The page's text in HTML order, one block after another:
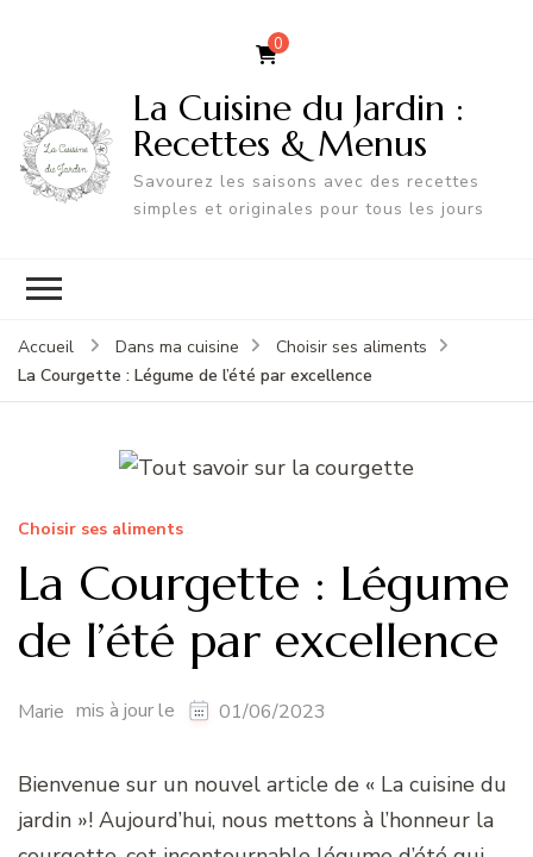
0
La Cuisine du Jardin :
Recettes & Menus
Savourez les saisons avec des recettes
simples et originales pour tous les jours
Accueil Dans ma cuisine
Choisir ses aliments
La Courgette : Légume de l’été par excellence
Choisir ses aliments
La Courgette : Légume
de l’été par excellence
Marie mis à jour le 01/06/2023
Bienvenue sur un nouvel article de « La cuisine du
jardin »! Aujourd’hui, nous mettons à l’honneur la